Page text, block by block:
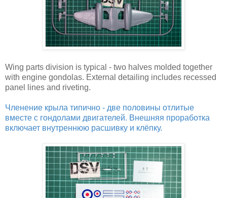
Wing parts division is typical - two halves molded together
with engine gondolas. External detailing includes recessed
panel lines and riveting.
Членение крыла типично - две половины отлитые
вместе с гондолами двигателей. Внешняя проработка
включает внутреннюю расшивку и клёпку.